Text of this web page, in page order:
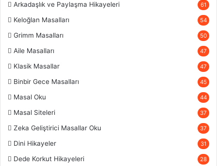
Arkadaşlık ve Paylaşma Hikayeleri 61
Keloğlan Masalları 54
Grimm Masalları 50
Aile Masalları 47
Klasik Masallar 47
Binbir Gece Masalları 45
Masal Oku 44
Masal Siteleri 37
Zeka Geliştirici Masallar Oku 37
Dini Hikayeler 31
Dede Korkut Hikayeleri 28